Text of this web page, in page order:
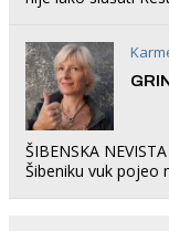
ŠIBENSKA
Šibeniku vuk pojeo